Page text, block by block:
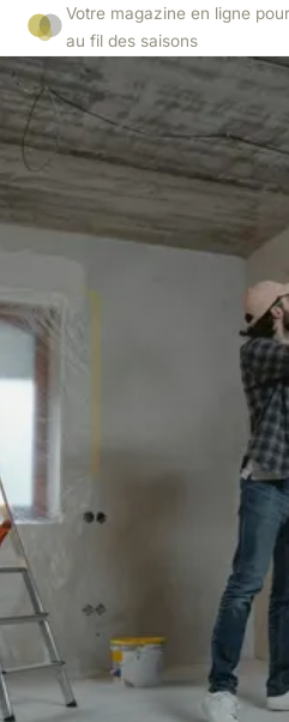
Votre magazine en ligne
au fil des saisons